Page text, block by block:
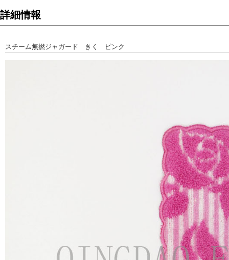
詳細情報
スチーム無撚ジャガード きく ピンク